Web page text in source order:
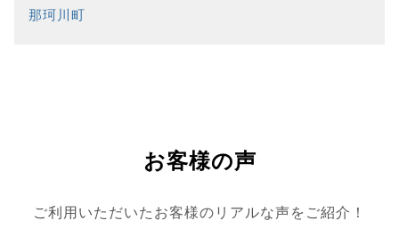
那珂川町
お客様の声
ご利用いただいたお客様のリアルな声をご紹介！